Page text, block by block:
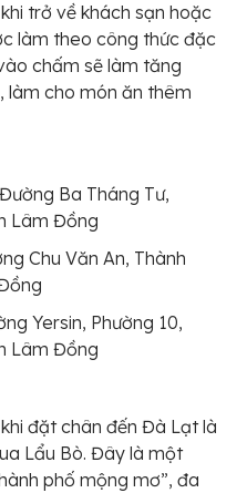
trở về khách sạn hoặc
làm theo công thức đặc
chấm sẽ làm tăng
làm cho món ăn thêm
Ba Tháng Tư,
Lâm Đồng
Chu Văn An, Thành
Yersin, Phường 10,
Lâm Đồng
đặt chân đến Đà Lạt là
Lẩu Bò. Đây là một
phố mộng mơ”, đa